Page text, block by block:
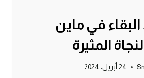
في ماين
المثيرة
24 أبريل، 2024